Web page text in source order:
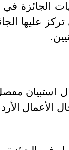
الجائزة
عليها